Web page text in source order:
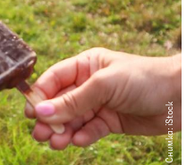
Снимка: iStock